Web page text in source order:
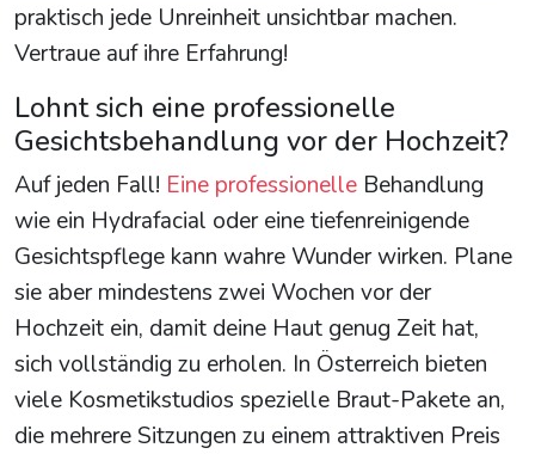
praktisch jede Unreinheit unsichtbar machen.
Vertraue auf ihre Erfahrung!
Lohnt sich eine professionelle
Gesichtsbehandlung vor der Hochzeit?
Auf jeden Fall! Eine professionelle Behandlung
wie ein Hydrafacial oder eine tiefenreinigende
Gesichtspflege kann wahre Wunder wirken. Plane
sie aber mindestens zwei Wochen vor der
Hochzeit ein, damit deine Haut genug Zeit hat,
sich vollständig zu erholen. In Österreich bieten
viele Kosmetikstudios spezielle Braut-Pakete an,
die mehrere Sitzungen zu einem attraktiven Preis